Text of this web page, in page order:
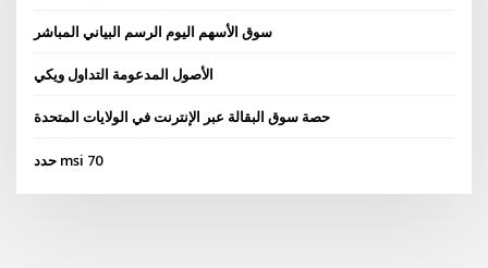
سوق الأسهم اليوم الرسم البياني المباشر
الأصول المدعومة التداول ويكي
حصة سوق البقالة عبر الإنترنت في الولايات المتحدة
حدد msi 70